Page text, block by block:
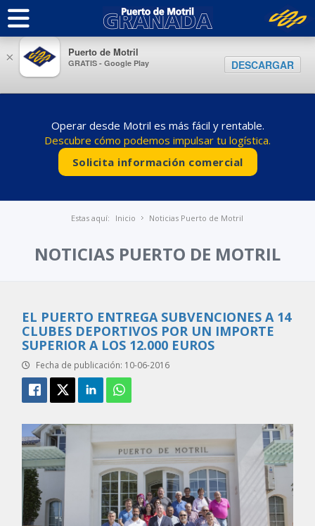
Operar desde Motril es más fácil y rentable.
Descubre cómo podemos impulsar tu logística.
Solicita información comercial
Estas aquí: Inicio Noticias Puerto de Motril
NOTICIAS PUERTO DE MOTRIL
EL PUERTO ENTREGA SUBVENCIONES A 14
CLUBES DEPORTIVOS POR UN IMPORTE
SUPERIOR A LOS 12.000 EUROS
Fecha de publicación: 10-06-2016
× Puerto de Motril
GRATIS - Google Play DESCARGAR